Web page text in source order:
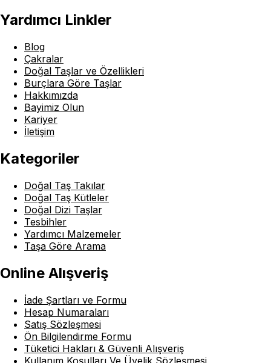
Yardımcı Linkler
Blog
Çakralar
Doğal Taşlar ve Özellikleri
Burçlara Göre Taşlar
Hakkımızda
Bayimiz Olun
Kariyer
İletişim
Kategoriler
Doğal Taş Takılar
Doğal Taş Kütleler
Doğal Dizi Taşlar
Tesbihler
Yardımcı Malzemeler
Taşa Göre Arama
Online Alışveriş
İade Şartları ve Formu
Hesap Numaraları
Satış Sözleşmesi
Ön Bilgilendirme Formu
Tüketici Hakları & Güvenli Alışveriş
Kullanım Koşulları Ve Üyelik Sözleşmesi